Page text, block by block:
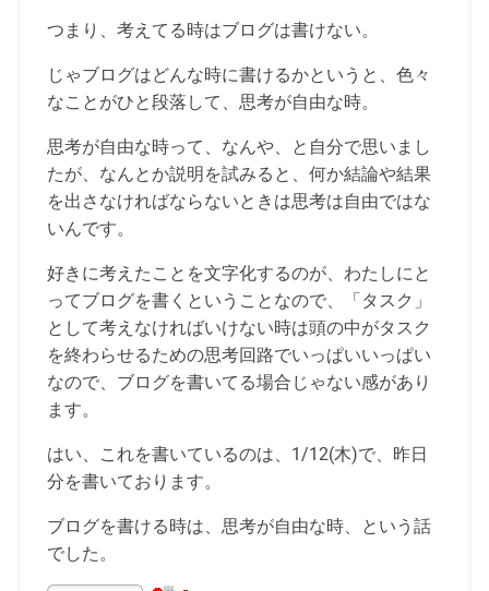
つまり、考えてる時はブログは書けない。
じゃブログはどんな時に書けるかというと、色々
なことがひと段落して、思考が自由な時。
思考が自由な時って、なんや、と自分で思いまし
たが、なんとか説明を試みると、何か結論や結果
を出さなければならないときは思考は自由ではな
いんです。
好きに考えたことを文字化するのが、わたしにと
ってブログを書くということなので、「タスク」
として考えなければいけない時は頭の中がタスク
を終わらせるための思考回路でいっぱいいっぱい
なので、ブログを書いてる場合じゃない感があり
ます。
はい、これを書いているのは、1/12(木)で、昨日
分を書いております。
ブログを書ける時は、思考が自由な時、という話
でした。